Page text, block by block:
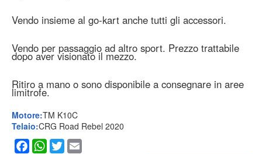
Vendo insieme al go-kart anche tutti gli accessori.
Vendo per passaggio ad altro sport. Prezzo trattabile
dopo aver visionato il mezzo.
Ritiro a mano o sono disponibile a consegnare in aree
limitrofe.
Motore:TM K10C
Telaio:CRG Road Rebel 2020
Facebook
WhatsApp
Twitter